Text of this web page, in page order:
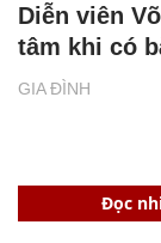
GIA ĐÌNH
Diễn viên
tâm khi có
Đọc